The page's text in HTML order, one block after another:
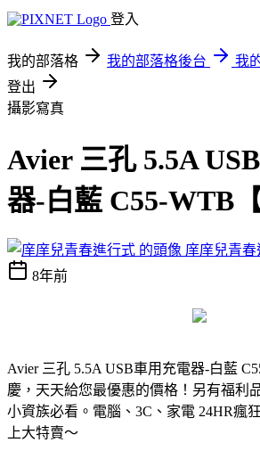
登入
我的部落格 我的部落格後台
我
登出
攝影寫真
Avier 三孔 5.5A
器-白藍 C55-WTB【
庠庠兒青春
8年前
Avier 三孔 5.5A USB車用充電器-白藍
慶，天天給您最優惠的價格！另有福利
小資族必看。電腦、3C、家電 24HR瘋
上大特賣～